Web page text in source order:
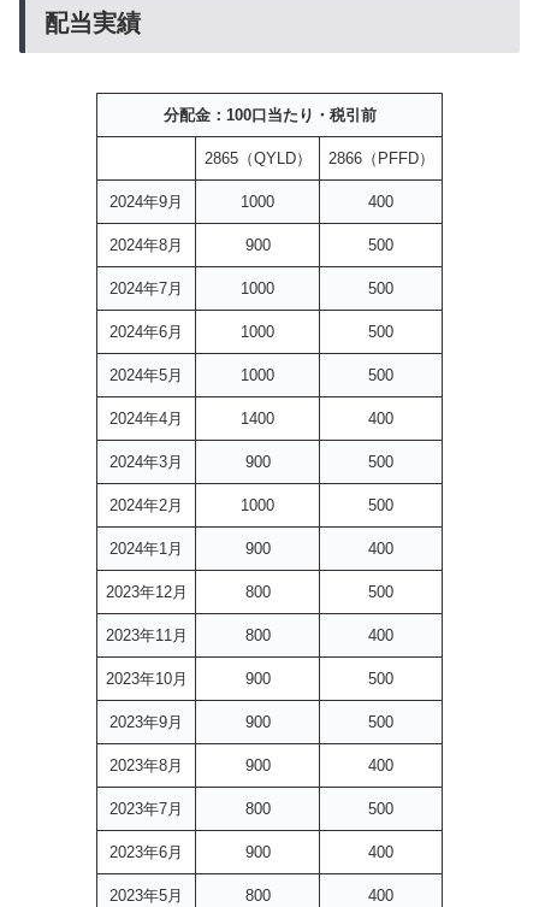
配当実績
分配金：100口当たり・税引前
2865（QYLD） 2866（PFFD）
2024年9月 1000 400
2024年8月 900 500
2024年7月 1000 500
2024年6月 1000 500
2024年5月 1000 500
2024年4月 1400 400
2024年3月 900 500
2024年2月 1000 500
2024年1月 900 400
2023年12月 800 500
2023年11月 800 400
2023年10月 900 500
2023年9月 900 500
2023年8月 900 400
2023年7月 800 500
2023年6月 900 400
2023年5月 800 400